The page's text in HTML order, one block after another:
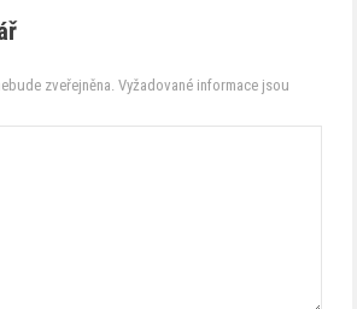
zveřejněna. Vyžadované informace jsou